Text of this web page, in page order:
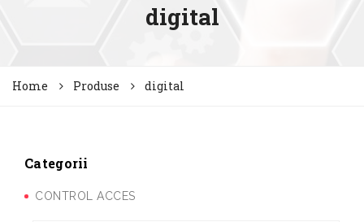
digital
Home Produse digital
Categorii
CONTROL ACCES